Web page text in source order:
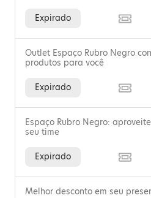
Expirado
Outlet Espaço Rubro Negro
produtos para você
Expirado
Espaço Rubro Negro:
seu time
Expirado
Melhor desconto em seu